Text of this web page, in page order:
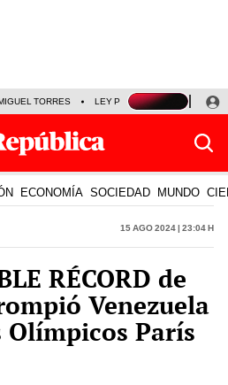
TORRES LEY PULPÍN PRECIO DEL
ECONOMÍA SOCIEDAD MUNDO
15 Ago 2024 | 23:04 h
RÉCORD de
Venezuela
Olímpicos París